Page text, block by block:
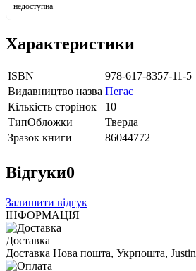
недоступна
Характеристики
ISBN
978-617-8357-11-5
Видавництво назва Пегас
Кількість сторінок
10
ТипОбложки
Тверда
Зразок книги
86044772
Відгуки0
Залишити відгук
ІНФОРМАЦІЯ
Доставка
Доставка Нова пошта, Укрпошта, Justin